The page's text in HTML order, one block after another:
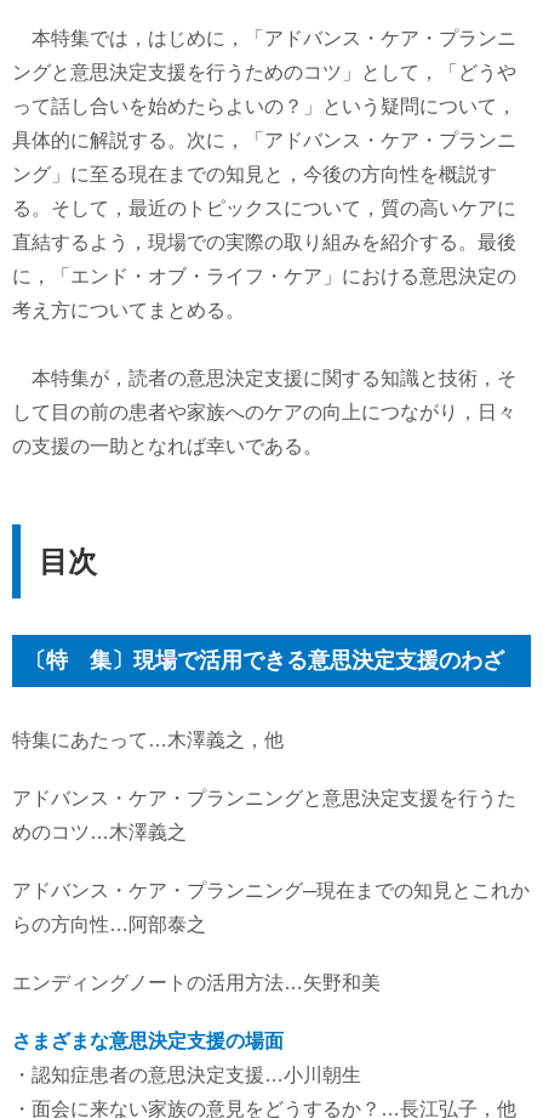
本特集では，はじめに，「アドバンス・ケア・プランニ
ングと意思決定支援を行うためのコツ」として，「どうや
って話し合いを始めたらよいの？」という疑問について，
具体的に解説する。次に，「アドバンス・ケア・プランニ
ング」に至る現在までの知見と，今後の方向性を概説す
る。そして，最近のトピックスについて，質の高いケアに
直結するよう，現場での実際の取り組みを紹介する。最後
に，「エンド・オブ・ライフ・ケア」における意思決定の
考え方についてまとめる。
本特集が，読者の意思決定支援に関する知識と技術，そ
して目の前の患者や家族へのケアの向上につながり，日々
の支援の一助となれば幸いである。
目次
〔特 集〕現場で活用できる意思決定支援のわざ
特集にあたって…木澤義之，他
アドバンス・ケア・プランニングと意思決定支援を行うた
めのコツ…木澤義之
アドバンス・ケア・プランニング─現在までの知見とこれか
らの方向性…阿部泰之
エンディングノートの活用方法…矢野和美
さまざまな意思決定支援の場面
・認知症患者の意思決定支援…小川朝生
・面会に来ない家族の意見をどうするか？…長江弘子，他